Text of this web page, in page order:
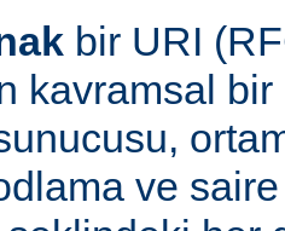
bir URI
kavramsal
ve saire